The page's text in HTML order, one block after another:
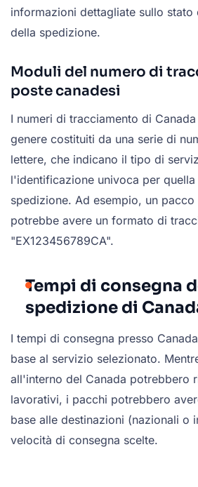
informazioni dettagliate sullo stato
della spedizione.
Moduli del numero di
poste canadesi
I numeri di tracciamento di
genere costituiti da una serie di
lettere, che indicano il tipo di
l'identificazione univoca per
spedizione. Ad esempio, un pacco
potrebbe avere un formato di
"EX123456789CA".
Tempi di consegna
spedizione di
I tempi di consegna presso
base al servizio selezionato.
all'interno del Canada potrebbero
lavorativi, i pacchi potrebbero
base alle destinazioni (nazionali o
velocità di consegna scelte.